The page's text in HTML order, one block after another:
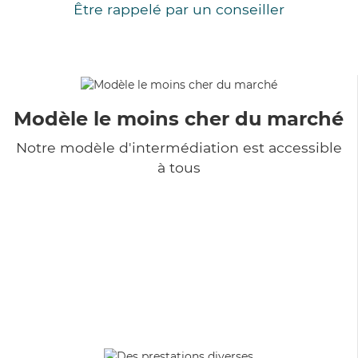
Être rappelé par un conseiller
Modèle le moins cher du marché
Notre modèle d'intermédiation est accessible
à tous